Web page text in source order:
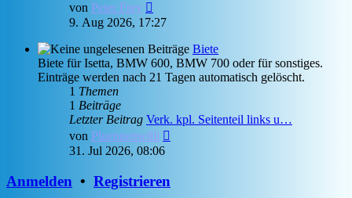
von Peter Frey
Beitrag
9. Aug 2026, 17:27
Biete
Biete für Isetta, BMW 600, BMW 700 oder für sonstiges.
Einträge werden nach 21 Tagen automatisch gelöscht.
1 Themen
1 Beiträge
Letzter Beitrag Verk. kpl. Seitenteil links u…
von Pluennenwilli
31. Jul 2026, 08:06
Anmelden • Registrieren